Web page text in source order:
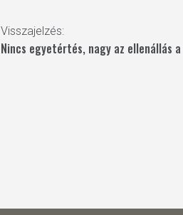
Visszajelzés:
Nincs egyetértés, nagy az ellenállás